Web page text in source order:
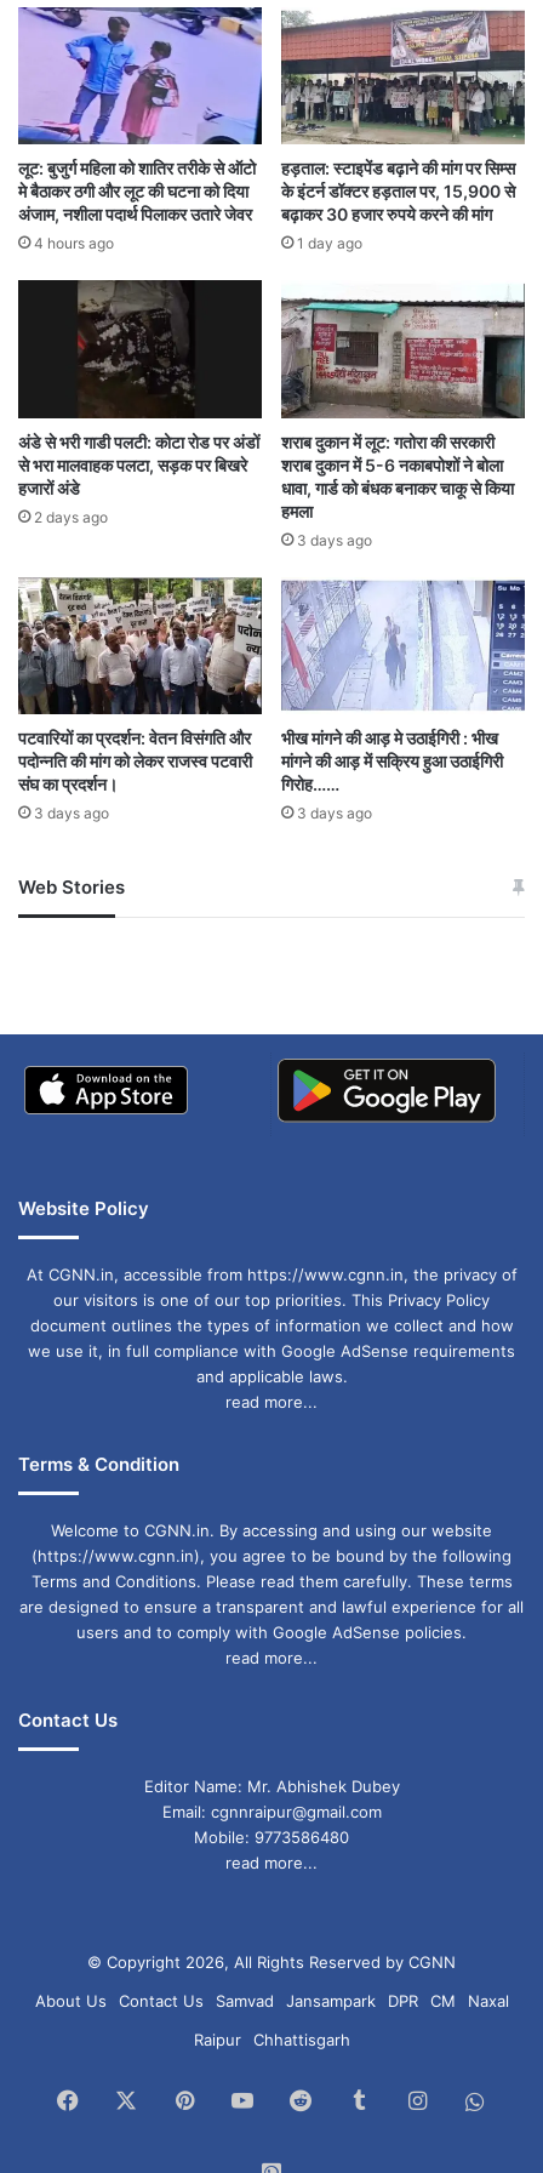
फटकार भी लगाई है। कलेक्टर गौरव सिंह ने समय सीमा की
बैठक में सभी कर्मचारी और अधिकारी को सुबह 10 बजे
आफिस पहुंचने के निर्देश दिए थे। इस दौरान उन्होंने देर से
ऑफिस आने वाले पर कार्रवाई की बात कही थी। इसके बाद
भी कर्मचारी समय पर ऑफिस नहीं पहुंच रहे थे।
Attendance taken of all employees
CHHATTISGRH Raipur Collector's action
The collector suddenly raided the DEO office
कलेक्टर ने अचानक DEO ऑफिस में दी दबिश
सभी कर्मचारियों का लिया अटेंडेंस
लूट: बुजुर्ग महिला को शातिर तरीके से ऑटो
मे बैठाकर ठगी और लूट की घटना को दिया
अंजाम, नशीला पदार्थ पिलाकर उतारे जेवर
4 hours ago
हड़ताल: स्टाइपेंड बढ़ाने की मांग पर सिम्स
के इंटर्न डॉक्टर हड़ताल पर, 15,900 से
बढ़ाकर 30 हजार रुपये करने की मांग
1 day ago
अंडे से भरी गाडी पलटी: कोटा रोड पर अंडों
से भरा मालवाहक पलटा, सड़क पर बिखरे
हजारों अंडे
2 days ago
शराब दुकान में लूट: गतोरा की सरकारी
शराब दुकान में 5-6 नकाबपोशों ने बोला
धावा, गार्ड को बंधक बनाकर चाकू से किया
हमला
3 days ago
पटवारियों का प्रदर्शन: वेतन विसंगति और
पदोन्नति की मांग को लेकर राजस्व पटवारी
संघ का प्रदर्शन।
3 days ago
भीख मांगने की आड़ मे उठाईगिरी : भीख
मांगने की आड़ में सक्रिय हुआ उठाईगिरी
गिरोह……
3 days ago
Web Stories
जम्मू-कश्मीर में बारिश से
अपडेट
खाई में धक्का… आरोपियों ने
Website Policy
At CGNN.in, accessible from https://www.cgnn.in, the privacy of
our visitors is one of our top priorities. This Privacy Policy
document outlines the types of information we collect and how
we use it, in full compliance with Google AdSense requirements
and applicable laws.
read more...
Terms & Condition
Welcome to CGNN.in. By accessing and using our website
(https://www.cgnn.in), you agree to be bound by the following
Terms and Conditions. Please read them carefully. These terms
are designed to ensure a transparent and lawful experience for all
users and to comply with Google AdSense policies.
read more...
Contact Us
Editor Name: Mr. Abhishek Dubey
Email: cgnnraipur@gmail.com
Mobile: 9773586480
read more...
© Copyright 2026, All Rights Reserved by CGNN
About Us
Contact Us Samvad Jansampark DPR CM
Naxal
Raipur
Chhattisgarh
Facebook PinterestYouTubeReddit TumblrInstagram